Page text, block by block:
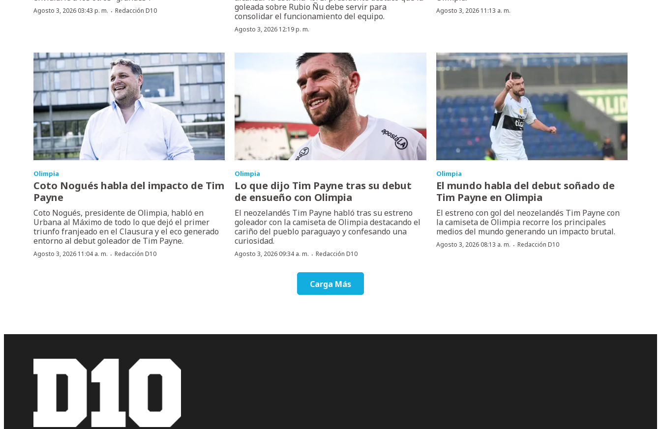
Agosto 3, 2026 03:43 p. m. · Redacción D10
goleada sobre Rubio Ñu debe servir para
consolidar el funcionamiento del equipo.
Agosto 3, 2026 12:19 p. m.
Agosto 3, 2026 11:13 a. m.
Olimpia
Coto Nogués habla del impacto de Tim
Payne
Coto Nogués, presidente de Olimpia, habló en
Urbana al Máximo de todo lo que dejó el primer
triunfo franjeado en el Clausura y el eco generado
entorno al debut goleador de Tim Payne.
Agosto 3, 2026 11:04 a. m. · Redacción D10
Olimpia
Lo que dijo Tim Payne tras su debut
de ensueño con Olimpia
El neozelandés Tim Payne habló tras su estreno
goleador con la camiseta de Olimpia destacando el
cariño del pueblo paraguayo y confesando una
curiosidad.
Agosto 3, 2026 09:34 a. m. ·Redacción D10
Olimpia
El mundo habla del debut soñado de
Tim Payne en Olimpia
El estreno con gol del neozelandés Tim Payne con
la camiseta de Olimpia recorre los principales
medios del mundo generando un impacto brutal.
Agosto 3, 2026 08:13 a. m. · Redacción D10
Carga Más